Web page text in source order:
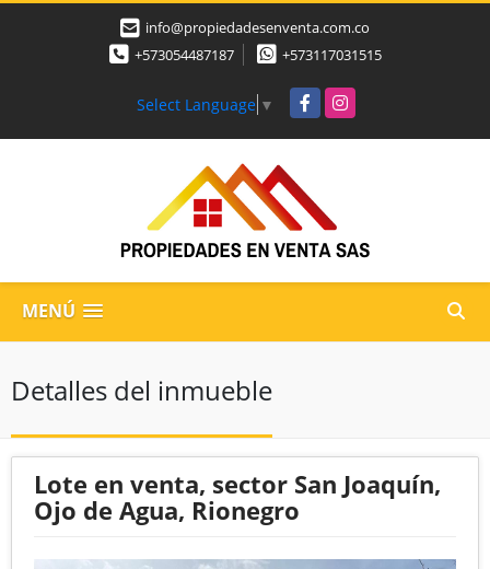
info@propiedadesenventa.com.co
+573054487187
+573117031515
Select Language ▼ FacebookInstagram
MENÚ
Detalles del inmueble
Lote en venta, sector San Joaquín,
Ojo de Agua, Rionegro